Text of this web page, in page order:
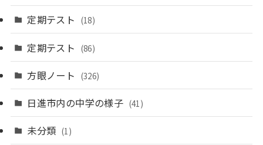
定期テスト (18)
定期テスト (86)
方眼ノート (326)
日進市内の中学の様子 (41)
未分類 (1)